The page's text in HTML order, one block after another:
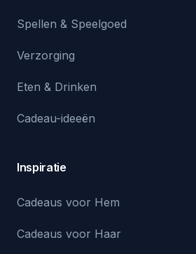
Spellen & Speelgoed
Verzorging
Eten & Drinken
Cadeau-ideeën
Inspiratie
Cadeaus voor Hem
Cadeaus voor Haar